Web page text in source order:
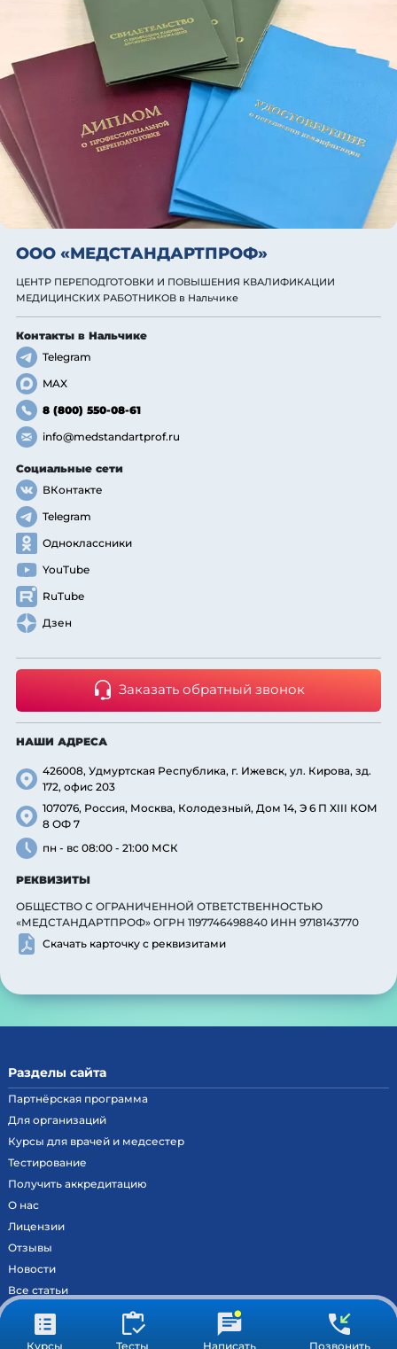
Курсы Тесты Написать Позвонить
ООО «МЕДСТАНДАРТПРОФ»
ЦЕНТР ПЕРЕПОДГОТОВКИ И ПОВЫШЕНИЯ КВАЛИФИКАЦИИ
МЕДИЦИНСКИХ РАБОТНИКОВ в Нальчике
Контакты в Нальчике
Telegram
MAX
8 (800) 550-08-61
info@medstandartprof.ru
Социальные сети
ВКонтакте
Telegram
Одноклассники
YouTube
RuTube
Дзен
Заказать обратный звонок
НАШИ АДРЕСА
426008, Удмуртская Республика, г. Ижевск, ул. Кирова, зд.
172, офис 203
107076, Россия, Москва, Колодезный, Дом 14, Э 6 П XIII КОМ
8 ОФ 7
пн - вс 08:00 - 21:00 МСК
РЕКВИЗИТЫ
ОБЩЕСТВО С ОГРАНИЧЕННОЙ ОТВЕТСТВЕННОСТЬЮ
«МЕДСТАНДАРТПРОФ» ОГРН 1197746498840 ИНН 9718143770
Скачать карточку с реквизитами
Разделы сайта
Партнёрская программа
Для организаций
Курсы для врачей и медсестер
Тестирование
Получить аккредитацию
О нас
Лицензии
Отзывы
Новости
Все статьи
Контакты
Вход на образовательный портал